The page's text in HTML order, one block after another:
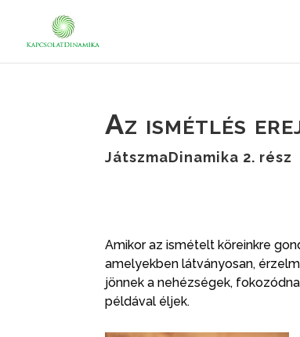
Az ismétlés
JátszmaDinamika 2. rész
Amikor az ismételt köreinkre
amelyekben látványosan,
jönnek a nehézségek,
példával éljek.